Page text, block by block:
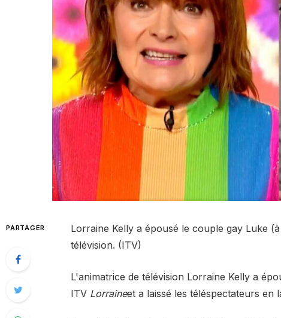
PARTAGER
Lorraine Kelly a épousé le couple gay Luke
télévision. (ITV)
L'animatrice de télévision Lorraine Kelly a
ITV Lorraineet a laissé les téléspectateurs en